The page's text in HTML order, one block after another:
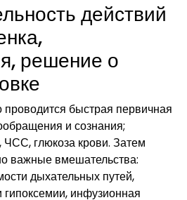
действий
решение о
быстрая первичная
и сознания;
глюкоза крови. Затем
важные вмешательства:
дыхательных путей,
инфузионная